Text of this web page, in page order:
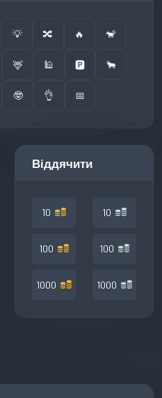
💡 🔀 🔥 🐒
🦌 🕌 🅿️ 🐂
🤓 👌 📅
Віддячити
10
100
1000
10
100
1000